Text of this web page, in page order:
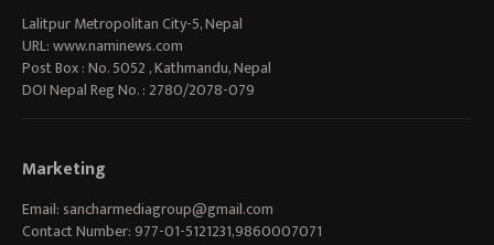
Lalitpur Metropolitan City-5, Nepal
URL: www.naminews.com
Post Box : No. 5052 , Kathmandu, Nepal
DOI Nepal Reg No. : 2780/2078-079
Marketing
Email: sancharmediagroup@gmail.com
Contact Number: 977-01-5121231,9860007071